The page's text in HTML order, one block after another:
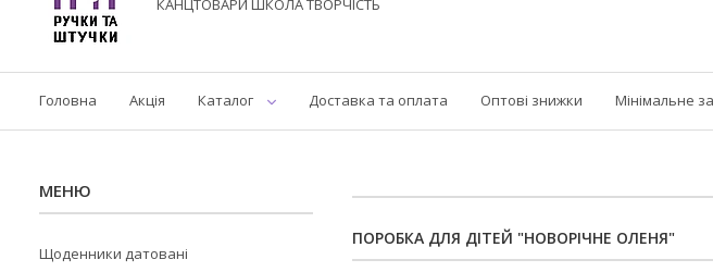
КАНЦТОВАРИ ШКОЛА ТВОРЧІСТЬ
Головна Акція Каталог Доставка та оплата Оптові знижки Мінімальне
ПОРОБКА ДЛЯ ДІТЕЙ "НОВОРІЧНЕ ОЛЕНЯ"
Щоденники датовані